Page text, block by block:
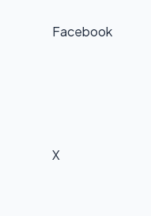
Facebook
X